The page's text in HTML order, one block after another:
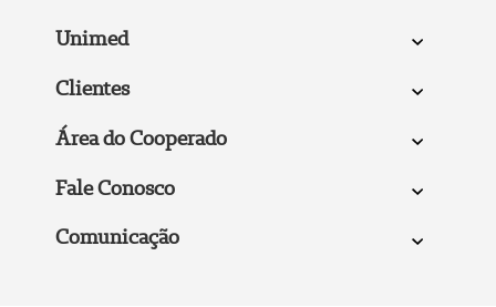
Unimed
Clientes
Área do Cooperado
Fale Conosco
Comunicação